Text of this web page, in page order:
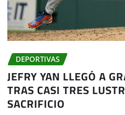
DEPORTIVAS
JEFRY YAN LLEGÓ A
TRAS CASI TRES
SACRIFICIO